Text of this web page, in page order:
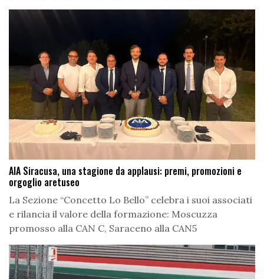
AIA Siracusa, una stagione da applausi: premi, promozioni e
orgoglio aretuseo
La Sezione “Concetto Lo Bello” celebra i suoi associati
e rilancia il valore della formazione: Moscuzza
promosso alla CAN C, Saraceno alla CAN5